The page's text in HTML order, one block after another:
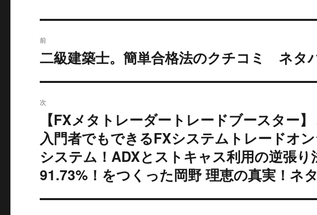
稿
ゲ
ー
シ
ョ
ン
前
過
の
投
稿:
二級建築士。簡単合格法のクチコミ ネタ
次
の
投
稿:
【FXメタトレーダートレードブースター
入門者でもできるFXシステムトレードオ
システム！ADXとストキャス利用の逆張り
91.73%！をつくった岡野 理恵の真実！ネ